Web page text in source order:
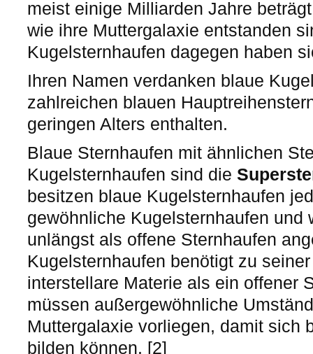
meist einige Milliarden Jahre
wie ihre Muttergalaxie entstanden
Kugelsternhaufen dagegen haben
Ihren Namen verdanken blaue
zahlreichen blauen
geringen Alters enthalten.
Blaue Sternhaufen mit ähnlichen
Kugelsternhaufen sind die
besitzen blaue Kugelsternhaufen
gewöhnliche Kugelsternhaufen und
unlängst als offene Sternhaufen
Kugelsternhaufen benötigt zu
interstellare Materie als ein offener
müssen außergewöhnliche
Muttergalaxie vorliegen, damit sich
bilden können. [2]